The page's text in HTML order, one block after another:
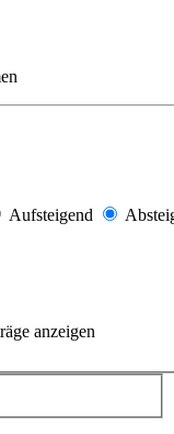
Aufsteigend
anzeigen